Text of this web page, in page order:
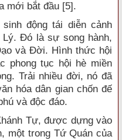
mới bắt đầu [5].
động tái diễn cảnh
Đó là sự song hành,
và Đời. Hình thức hội
phong tục hội hè miền
Trải nhiều đời, nó đã
hóa dân gian chốn đế
và độc đáo.
Tự, được dựng vào
một trong Tứ Quán của